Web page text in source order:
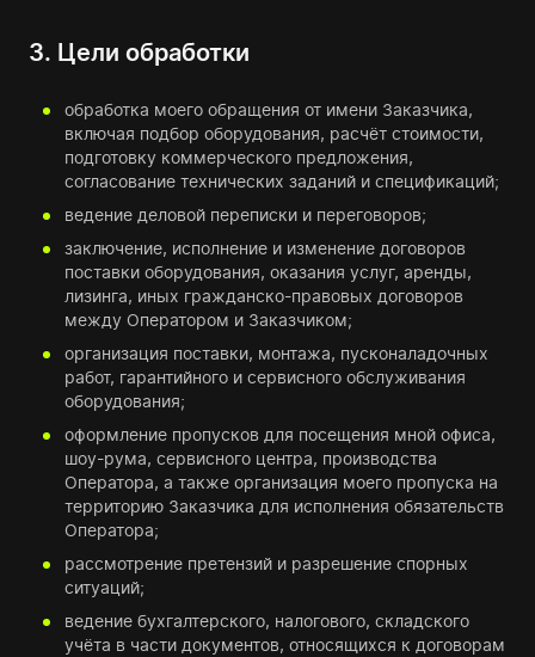
3. Цели обработки
обработка моего обращения от имени Заказчика,
включая подбор оборудования, расчёт стоимости,
подготовку коммерческого предложения,
согласование технических заданий и спецификаций;
ведение деловой переписки и переговоров;
заключение, исполнение и изменение договоров
поставки оборудования, оказания услуг, аренды,
лизинга, иных гражданско-правовых договоров
между Оператором и Заказчиком;
организация поставки, монтажа, пусконаладочных
работ, гарантийного и сервисного обслуживания
оборудования;
оформление пропусков для посещения мной офиса,
шоу-рума, сервисного центра, производства
Оператора, а также организация моего пропуска на
территорию Заказчика для исполнения обязательств
Оператора;
рассмотрение претензий и разрешение спорных
ситуаций;
ведение бухгалтерского, налогового, складского
учёта в части документов, относящихся к договорам